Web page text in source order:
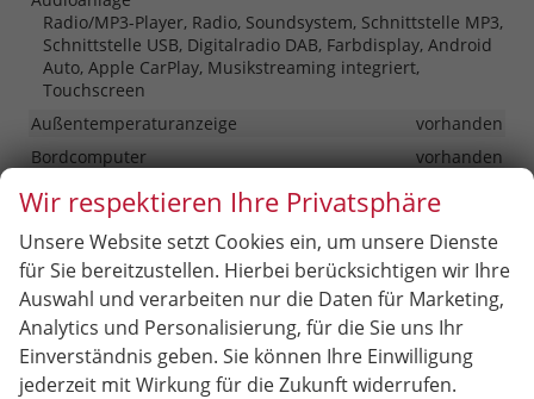
Radio/MP3-Player, Radio, Soundsystem, Schnittstelle MP3,
Schnittstelle USB, Digitalradio DAB, Farbdisplay, Android
Auto, Apple CarPlay, Musikstreaming integriert,
Touchscreen
Außentemperaturanzeige
vorhanden
Bordcomputer
vorhanden
Head-up-Display
Navigationssystem
Telefon
Freisprecheinrichtung, Bluetooth, Induktionsladen für
Smartphones
Uhr & Drehzahlmesser
vorhanden
Volldigitales Kombiinstrument (Virtual Cockpit)
vorhanden
Wir respektieren Ihre Privatsphäre
Unsere Website setzt Cookies ein, um unsere Dienste
für Sie bereitzustellen. Hierbei berücksichtigen wir Ihre
Auswahl und verarbeiten nur die Daten für Marketing,
Analytics und Personalisierung, für die Sie uns Ihr
Einverständnis geben. Sie können Ihre Einwilligung
jederzeit mit Wirkung für die Zukunft widerrufen.